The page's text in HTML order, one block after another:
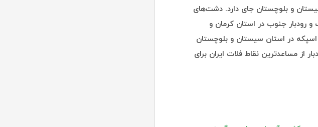
در استان سیستان و بلوچستان جای دارد. دشت‌های
رودبار جنوب در استان کرمان و
اسپکه در استان سیستان و بلوچستان
مساعدترین نقاط فلات ایران برای